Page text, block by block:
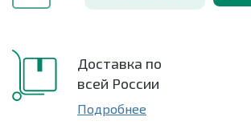
Доставка по
всей России
Подробнее